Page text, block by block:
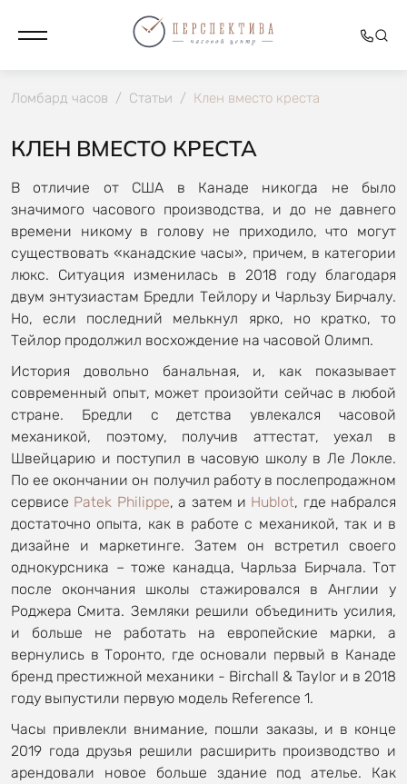
Ломбард часов / Статьи / Клен вместо креста
КЛЕН ВМЕСТО КРЕСТА
В отличие от США в Канаде никогда не было
значимого часового производства, и до не давнего
времени никому в голову не приходило, что могут
существовать «канадские часы», причем, в категории
люкс. Ситуация изменилась в 2018 году благодаря
двум энтузиастам Бредли Тейлору и Чарльзу Бирчалу.
Но, если последний мелькнул ярко, но кратко, то
Тейлор продолжил восхождение на часовой Олимп.
История довольно банальная, и, как показывает
современный опыт, может произойти сейчас в любой
стране. Бредли с детства увлекался часовой
механикой, поэтому, получив аттестат, уехал в
Швейцарию и поступил в часовую школу в Ле Локле.
По ее окончании он получил работу в послепродажном
сервисе Patek Philippe, а затем и Hublot, где набрался
достаточно опыта, как в работе с механикой, так и в
дизайне и маркетинге. Затем он встретил своего
однокурсника – тоже канадца, Чарльза Бирчала. Тот
после окончания школы стажировался в Англии у
Роджера Смита. Земляки решили объединить усилия,
и больше не работать на европейские марки, а
вернулись в Торонто, где основали первый в Канаде
бренд престижной механики - Birchall & Taylor и в 2018
году выпустили первую модель Reference 1.
Часы привлекли внимание, пошли заказы, и в конце
2019 года друзья решили расширить производство и
арендовали новое больше здание под ателье. Как